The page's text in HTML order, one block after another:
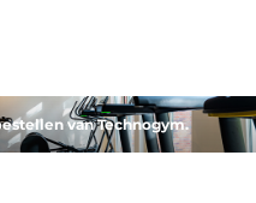
van Technogym.